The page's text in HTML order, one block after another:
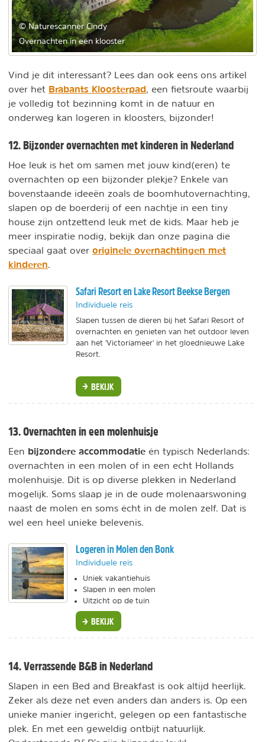
© Naturescanner Cindy
Overnachten in een klooster
Vind je dit interessant? Lees dan ook eens ons artikel
over het Brabants Kloosterpad , een fietsroute waarbij
je volledig tot bezinning komt in de natuur en
onderweg kan logeren in kloosters, bijzonder!
12. Bijzonder overnachten met kinderen in Nederland
Hoe leuk is het om samen met jouw kind(eren) te
overnachten op een bijzonder plekje? Enkele van
bovenstaande ideeën zoals de boomhutovernachting,
slapen op de boerderij of een nachtje in een tiny
house zijn ontzettend leuk met de kids. Maar heb je
meer inspiratie nodig, bekijk dan onze pagina die
speciaal gaat over originele overnachtingen met
kinderen
Safari Resort en Lake Resort Beekse Bergen
Individuele reis
Slapen tussen de dieren bij het Safari Resort of
overnachten en genieten van het outdoor leven
aan het 'Victoriameer' in het gloednieuwe Lake
Resort.
BEKIJK
13. Overnachten in een molenhuisje
Een bijzondere accommodatie én typisch Nederlands:
overnachten in een molen of in een echt Hollands
molenhuisje. Dit is op diverse plekken in Nederland
mogelijk. Soms slaap je in de oude molenaarswoning
naast de molen en soms écht in de molen zelf. Dat is
wel een heel unieke belevenis.
Logeren in Molen den Bonk
Individuele reis
Uniek vakantiehuis
Slapen in een molen
Uitzicht op de tuin
BEKIJK
14. Verrassende B&B in Nederland
Slapen in een Bed and Breakfast is ook altijd heerlijk.
Zeker als deze net even anders dan anders is. Op een
unieke manier ingericht, gelegen op een fantastische
plek. En met een geweldig ontbijt natuurlijk.